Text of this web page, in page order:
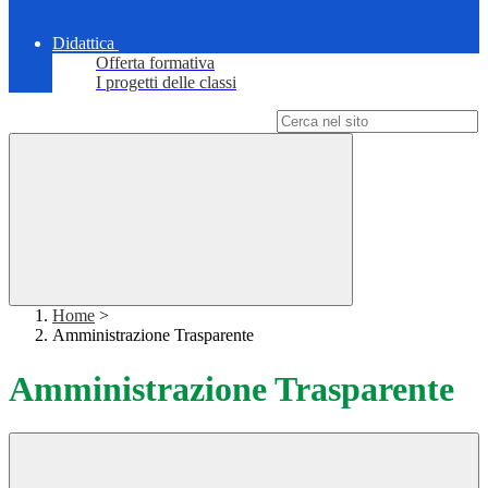
Didattica
Offerta formativa
I progetti delle classi
Home >
Amministrazione Trasparente
Amministrazione Trasparente